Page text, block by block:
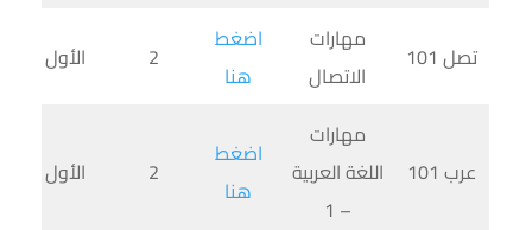
تصل 101
مهارات
الاتصال
اضغط
هنا
2 الأول
عرب 101
مهارات
اللغة العربية
– 1
اضغط
هنا
2 الأول